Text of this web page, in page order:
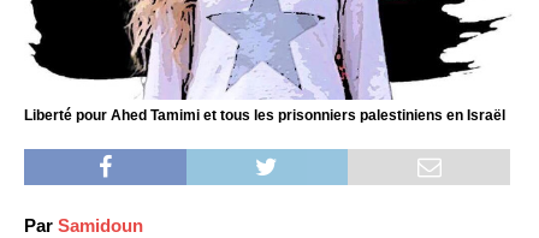
Liberté pour Ahed Tamimi et tous les prisonniers palestiniens en Israël
Par Samidoun